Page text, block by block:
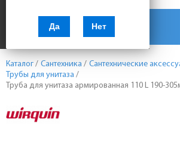
Да Нет
Каталог товаров
Каталог / Сантехника / Сантехнические
Трубы для унитаза /
Труба для унитаза армированная 110 L 190-